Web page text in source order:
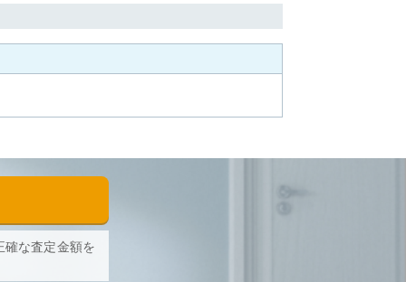
確な査定金額を